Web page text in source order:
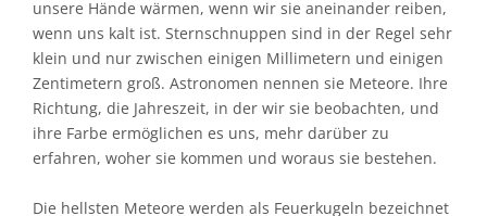
unsere Hände wärmen, wenn wir sie aneinander reiben,
wenn uns kalt ist. Sternschnuppen sind in der Regel sehr
klein und nur zwischen einigen Millimetern und einigen
Zentimetern groß. Astronomen nennen sie Meteore. Ihre
Richtung, die Jahreszeit, in der wir sie beobachten, und
ihre Farbe ermöglichen es uns, mehr darüber zu
erfahren, woher sie kommen und woraus sie bestehen.
Die hellsten Meteore werden als Feuerkugeln bezeichnet